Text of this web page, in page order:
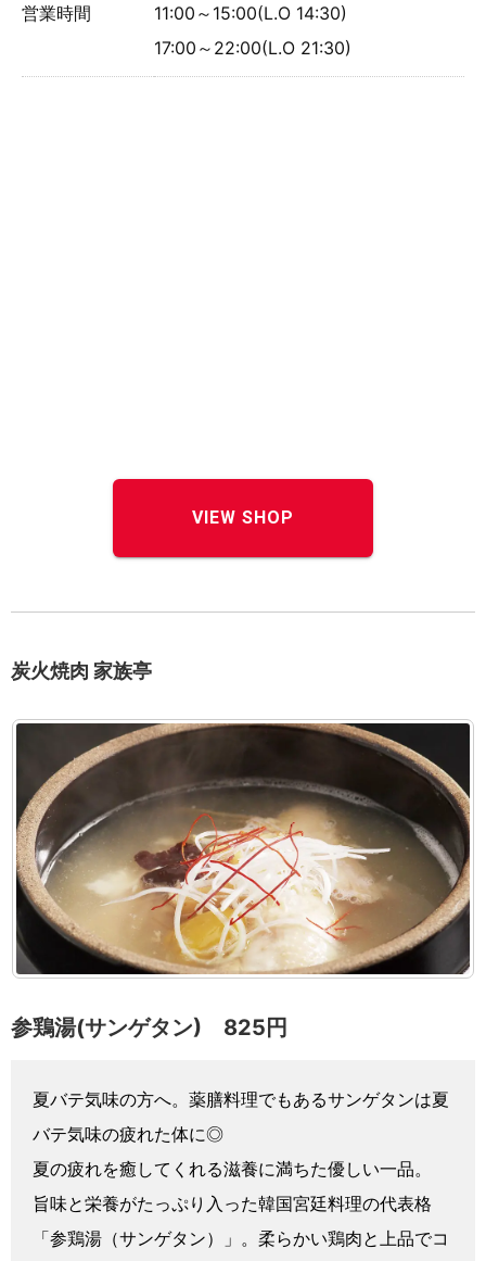
営業時間
11:00～15:00(L.O 14:30)
17:00～22:00(L.O 21:30)
VIEW SHOP
炭火焼肉 家族亭
参鶏湯(サンゲタン) 825円
夏バテ気味の方へ。薬膳料理でもあるサンゲタンは夏
バテ気味の疲れた体に◎
夏の疲れを癒してくれる滋養に満ちた優しい一品。
旨味と栄養がたっぷり入った韓国宮廷料理の代表格
「参鶏湯（サンゲタン）」。柔らかい鶏肉と上品でコ